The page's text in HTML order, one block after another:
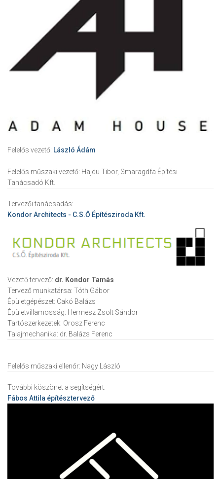
Felelős vezető: László Ádám
Felelős műszaki vezető: Hajdu Tibor, Smaragdfa Építési
Tanácsadó Kft.
Tervezői tanácsadás:
Kondor Architects - C.S.Ő Építésziroda Kft.
Vezető tervező: dr. Kondor Tamás
Tervező munkatársa: Tóth Gábor
Épületgépészet: Cakó Balázs
Épületvillamosság: Hermesz Zsolt Sándor
Tartószerkezetek: Orosz Ferenc
Talajmechanika: dr. Balázs Ferenc
Felelős műszaki ellenőr: Nagy László
További köszönet a segítségért:
Fábos Attila építésztervező